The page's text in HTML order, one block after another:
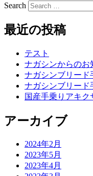
Search
最近の投稿
テスト
ナガシンからのお
ナガシンブリード
ナガシンブリード
国産手乗りアキク
アーカイブ
2024年2月
2023年5月
2023年4月